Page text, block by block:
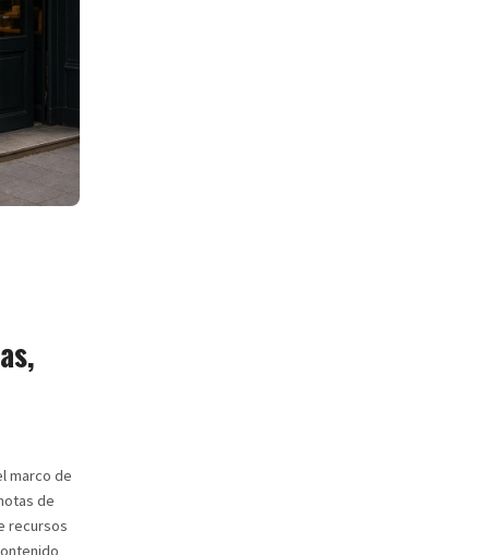
marco de
de
recursos